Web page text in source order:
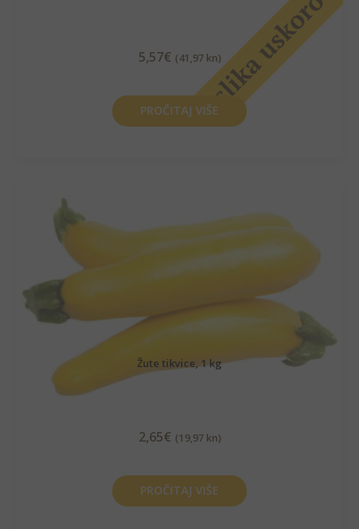
5,57€ (41,97 kn)
PROČITAJ VIŠE
Žute tikvice, 1 kg
2,65€ (19,97 kn)
PROČITAJ VIŠE